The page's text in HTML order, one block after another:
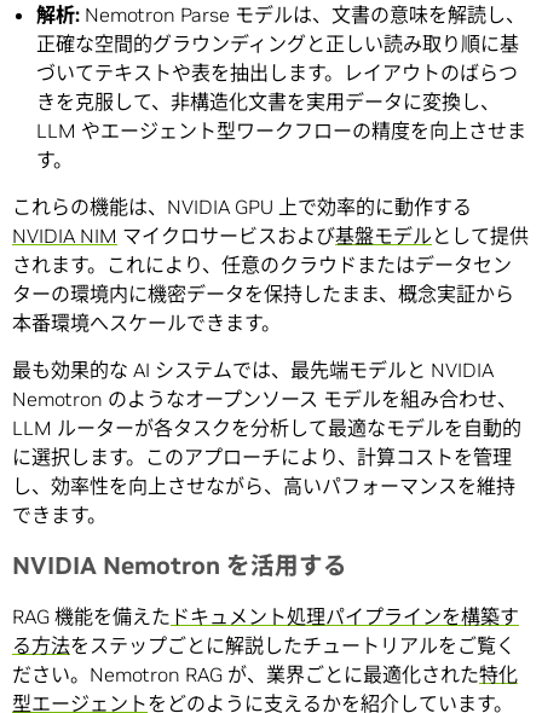
解析: Nemotron Parse モデルは、文書の意味を解読し、
正確な空間的グラウンディングと正しい読み取り順に基
づいてテキストや表を抽出します。レイアウトのばらつ
きを克服して、非構造化文書を実用データに変換し、
LLM やエージェント型ワークフローの精度を向上させま
す。
これらの機能は、NVIDIA GPU 上で効率的に動作する
NVIDIA NIM マイクロサービスおよび基盤モデル として提供
されます。これにより、任意のクラウドまたはデータセン
ターの環境内に機密データを保持したまま、概念実証から
本番環境へスケールできます。
最も効果的な AI システムでは、最先端モデルと NVIDIA
Nemotron のようなオープンソース モデルを組み合わせ、
LLM ルーターが各タスクを分析して最適なモデルを自動的
に選択します。このアプローチにより、計算コストを管理
し、効率性を向上させながら、高いパフォーマンスを維持
できます。
NVIDIA Nemotron を活用する
RAG 機能を備えた ドキュメント処理パイプラインを構築す
る方法をステップごとに解説したチュートリアルをご覧く
ださい。Nemotron RAG が、業界ごとに最適化された特化
型エージェントをどのように支えるかを紹介しています。